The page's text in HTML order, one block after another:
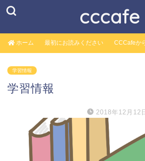
cccafe
ホーム 最初にお読みください CCCafeか
学習情報
学習情報
2018年12月12